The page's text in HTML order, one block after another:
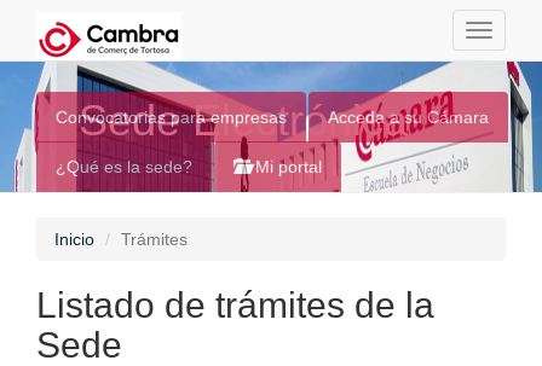
Toggle
Sede Electrónica
Convocatorias para empresas Acceda a su Cámara
¿Qué es la sede? Mi portal
Inicio Trámites
Listado de trámites de la
Sede